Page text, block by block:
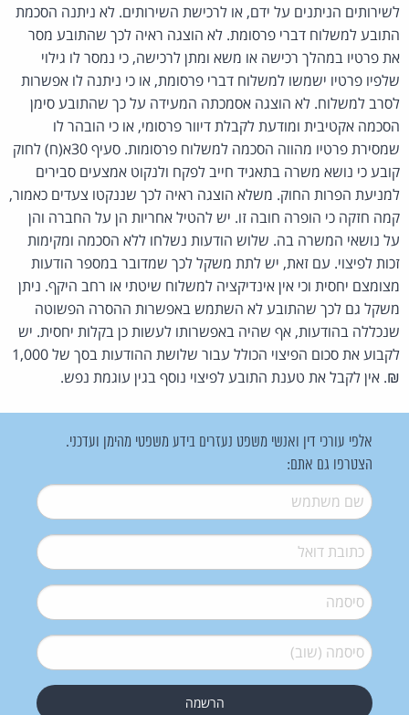
לשירותים הניתנים על ידם, או לרכישת השירותים. לא ניתנה הסכמת
התובע למשלוח דברי פרסומת. לא הוצגה ראיה לכך שהתובע מסר
את פרטיו במהלך רכישה או משא ומתן לרכישה, כי נמסר לו גילוי
שלפיו פרטיו ישמשו למשלוח דברי פרסומת, או כי ניתנה לו אפשרות
לסרב למשלוח. לא הוצגה אסמכתה המעידה על כך שהתובע סימן
הסכמה אקטיבית ומודעת לקבלת דיוור פרסומי, או כי הובהר לו
שמסירת פרטיו מהווה הסכמה למשלוח פרסומות. סעיף 30א(ח) לחוק
קובע כי נושא משרה בתאגיד חייב לפקח ולנקוט אמצעים סבירים
למניעת הפרות החוק. משלא הוצגה ראיה לכך שננקטו צעדים כאמור,
קמה חזקה כי הופרה חובה זו. יש להטיל אחריות הן על החברה והן
על נושאי המשרה בה. שלוש הודעות נשלחו ללא הסכמה ומקימות
זכות לפיצוי. עם זאת, יש לתת משקל לכך שמדובר במספר הודעות
מצומצם יחסית וכי אין אינדיקציה למשלוח שיטתי או רחב היקף. ניתן
משקל גם לכך שהתובע לא השתמש באפשרות ההסרה הפשוטה
שנכללה בהודעות, אף שהיה באפשרותו לעשות כן בקלות יחסית. יש
לקבוע את סכום הפיצוי הכולל עבור שלושת ההודעות בסך של 1,000
₪. אין לקבל את טענת התובע לפיצוי נוסף בגין עוגמת נפש.
אלפי עורכי דין ואנשי משפט נעזרים בידע משפטי מהימן ועדכני.
הצטרפו גם אתם:
שם משתמש*
דואל*
סיסמה*
סיסמה (שוב)*